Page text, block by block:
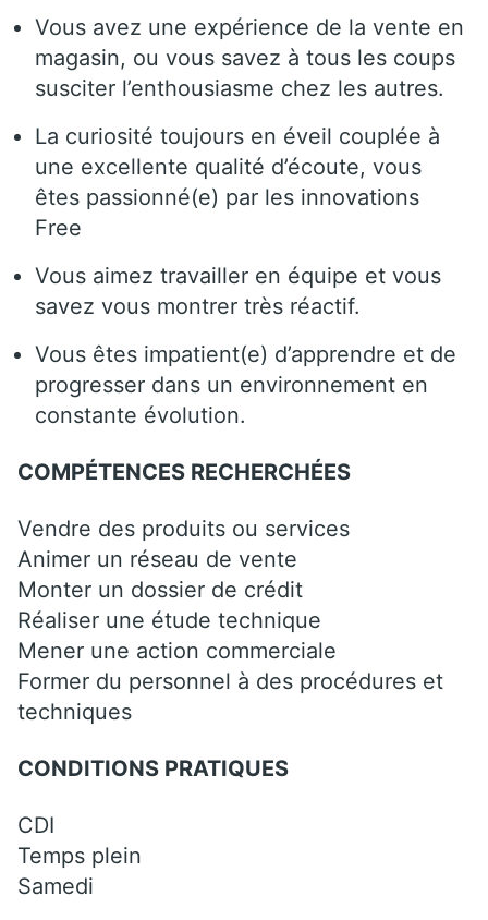
Vous avez une expérience de la vente en
magasin, ou vous savez à tous les coups
susciter l’enthousiasme chez les autres.
La curiosité toujours en éveil couplée à
une excellente qualité d’écoute, vous
êtes passionné(e) par les innovations
Free
Vous aimez travailler en équipe et vous
savez vous montrer très réactif.
Vous êtes impatient(e) d’apprendre et de
progresser dans un environnement en
constante évolution.
COMPÉTENCES RECHERCHÉES
Vendre des produits ou services
Animer un réseau de vente
Monter un dossier de crédit
Réaliser une étude technique
Mener une action commerciale
Former du personnel à des procédures et
techniques
CONDITIONS PRATIQUES
CDI
Temps plein
Samedi